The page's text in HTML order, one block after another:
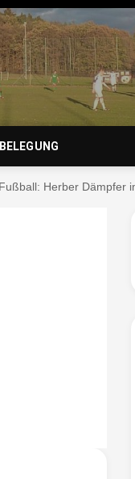
e.
Fußball: Herber Dämpfer